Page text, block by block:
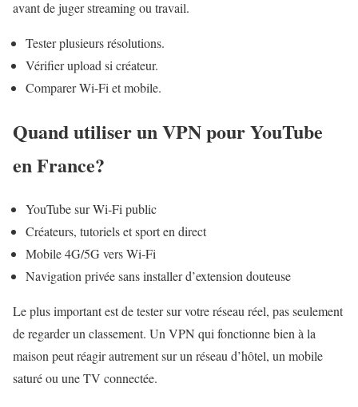
avant de juger streaming ou travail.
Tester plusieurs résolutions.
Vérifier upload si créateur.
Comparer Wi-Fi et mobile.
Quand utiliser un VPN pour YouTube
en France?
YouTube sur Wi‑Fi public
Créateurs, tutoriels et sport en direct
Mobile 4G/5G vers Wi‑Fi
Navigation privée sans installer d’extension douteuse
Le plus important est de tester sur votre réseau réel, pas seulement
de regarder un classement. Un VPN qui fonctionne bien à la
maison peut réagir autrement sur un réseau d’hôtel, un mobile
saturé ou une TV connectée.